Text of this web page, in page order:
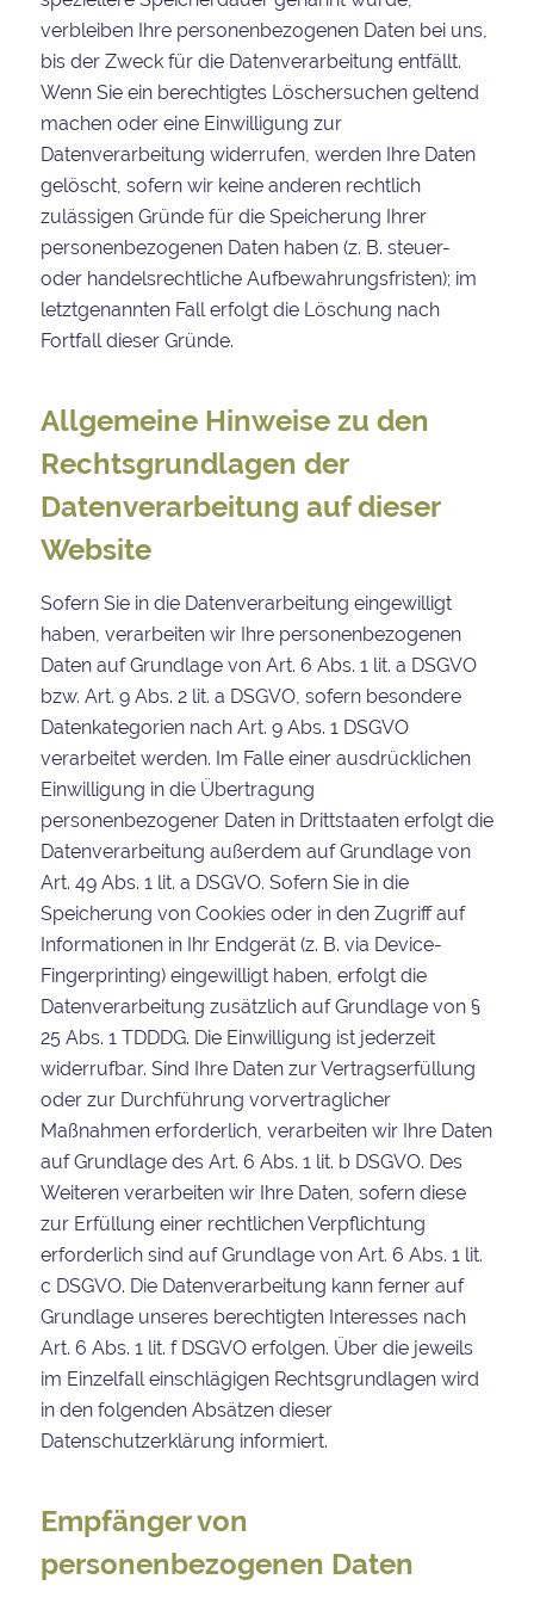
verbleiben Ihre personenbezogenen Daten bei uns,
bis der Zweck für die Datenverarbeitung entfällt.
Wenn Sie ein berechtigtes Löschersuchen geltend
machen oder eine Einwilligung zur
Datenverarbeitung widerrufen, werden Ihre Daten
gelöscht, sofern wir keine anderen rechtlich
zulässigen Gründe für die Speicherung Ihrer
personenbezogenen Daten haben (z. B. steuer-
oder handelsrechtliche Aufbewahrungsfristen); im
letztgenannten Fall erfolgt die Löschung nach
Fortfall dieser Gründe.
Allgemeine Hinweise zu den
Rechtsgrundlagen der
Datenverarbeitung auf dieser
Website
Sofern Sie in die Datenverarbeitung eingewilligt
haben, verarbeiten wir Ihre personenbezogenen
Daten auf Grundlage von Art. 6 Abs. 1 lit. a DSGVO
bzw. Art. 9 Abs. 2 lit. a DSGVO, sofern besondere
Datenkategorien nach Art. 9 Abs. 1 DSGVO
verarbeitet werden. Im Falle einer ausdrücklichen
Einwilligung in die Übertragung
personenbezogener Daten in Drittstaaten erfolgt die
Datenverarbeitung außerdem auf Grundlage von
Art. 49 Abs. 1 lit. a DSGVO. Sofern Sie in die
Speicherung von Cookies oder in den Zugriff auf
Informationen in Ihr Endgerät (z. B. via Device-
Fingerprinting) eingewilligt haben, erfolgt die
Datenverarbeitung zusätzlich auf Grundlage von §
25 Abs. 1 TDDDG. Die Einwilligung ist jederzeit
widerrufbar. Sind Ihre Daten zur Vertragserfüllung
oder zur Durchführung vorvertraglicher
Maßnahmen erforderlich, verarbeiten wir Ihre Daten
auf Grundlage des Art. 6 Abs. 1 lit. b DSGVO. Des
Weiteren verarbeiten wir Ihre Daten, sofern diese
zur Erfüllung einer rechtlichen Verpflichtung
erforderlich sind auf Grundlage von Art. 6 Abs. 1 lit.
c DSGVO. Die Datenverarbeitung kann ferner auf
Grundlage unseres berechtigten Interesses nach
Art. 6 Abs. 1 lit. f DSGVO erfolgen. Über die jeweils
im Einzelfall einschlägigen Rechtsgrundlagen wird
in den folgenden Absätzen dieser
Datenschutzerklärung informiert.
Empfänger von
personenbezogenen Daten